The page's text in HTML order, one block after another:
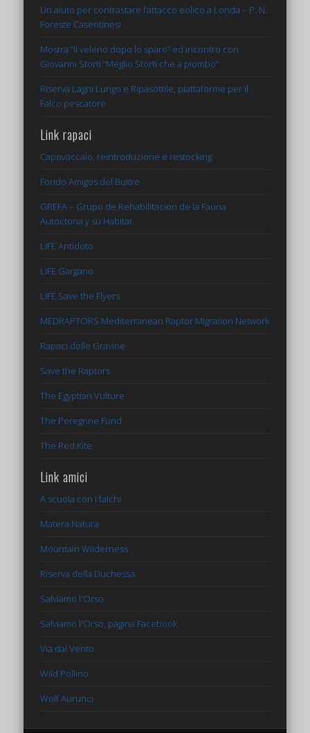
Un aiuto per contrastare l’attacco eolico a Londa – P. N.
Foreste Casentinesi
Mostra “Il veleno dopo lo sparo” ed incontro con
Giovanni Storti “Meglio Storti che a piombo”
Riserva Laghi Lungo e Ripasottile, piattaforme per il
Falco pescatore
Link rapaci
Capovaccaio, reintroduzione e restocking
Fondo Amigos del Buitre
GREFA – Grupo de Rehabilitacion de la Fauna
Autoctona y su Habitat
LIFE Antidoto
LIFE Gargano
LIFE Save the Flyers
MEDRAPTORS Mediterranean Raptor Migration Network
Rapaci delle Gravine
Save the Raptors
The Egyptian Vulture
The Peregrine Fund
The Red Kite
Link amici
A scuola con i falchi
Matera Natura
Mountain Wilderness
Riserva della Duchessa
Salviamo l'Orso
Salviamo l'Orso, pagina Facebook
Via dal Vento
Wild Pollino
Wolf Aurunci